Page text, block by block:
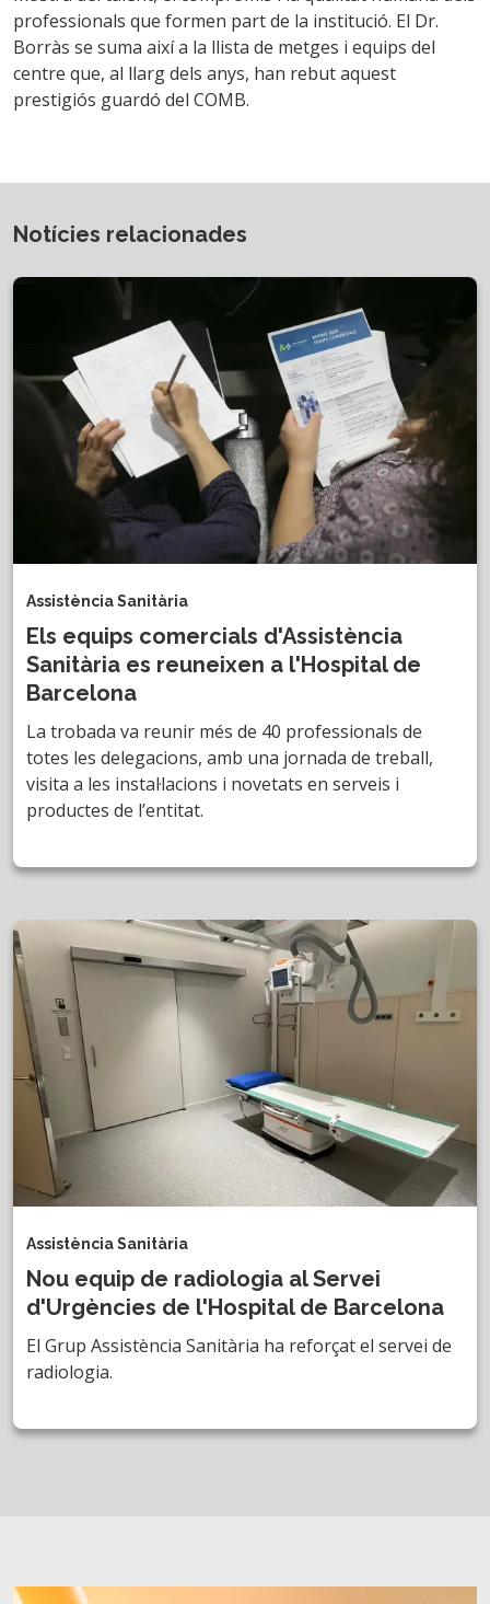
professionals que formen part de la institució. El Dr.
Borràs se suma així a la llista de metges i equips del
centre que, al llarg dels anys, han rebut aquest
prestigiós guardó del COMB.
Notícies relacionades
Assistència Sanitària
Els equips comercials d'Assistència
Sanitària es reuneixen a l'Hospital de
Barcelona
La trobada va reunir més de 40 professionals de
totes les delegacions, amb una jornada de treball,
visita a les instal·lacions i novetats en serveis i
productes de l’entitat.
Assistència Sanitària
Nou equip de radiologia al Servei
d'Urgències de l'Hospital de Barcelona
El Grup Assistència Sanitària ha reforçat el servei de
radiologia.